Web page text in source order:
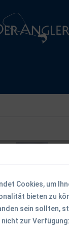
Cookies, um
bieten zu
sein sollten,
zur Verfügung: